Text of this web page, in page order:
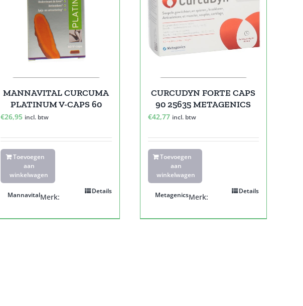
MANNAVITAL CURCUMA
PLATINUM V-CAPS 60
€26,95 incl. btw
Toevoegen
aan
winkelwagen
Details
Merk:
Mannavital
CURCUDYN FORTE CAPS
90 25635 METAGENICS
€42,77 incl. btw
Toevoegen
aan
winkelwagen
Details
Merk:
Metagenics